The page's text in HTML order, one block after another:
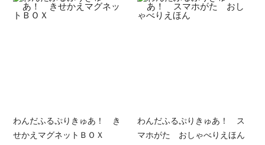
わんだふるぷりきゅあ！ き
せかえマグネットＢＯＸ
わんだふるぷりきゅあ！ ス
マホがた おしゃべりえほん